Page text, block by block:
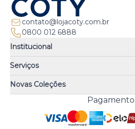
contato@lojacoty.com.br
0800 012 6888
Institucional
Quem somos
Quiz de fragrâncias
Trocas e Devoluções
Troque Fácil
Perguntas Frequentes
Política de Pagamento
Política de Entrega
Serviços
Atendimento
Meus Pedidos
Trabalhe Conosco
Preferências de Cookies
Novas Coleções
Pagamento